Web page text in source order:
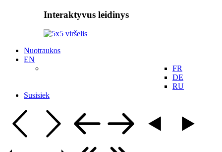
Interaktyvus leidinys
Nuotraukos
EN
FR
DE
RU
Susisiek